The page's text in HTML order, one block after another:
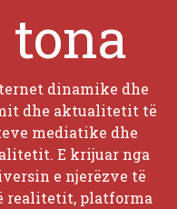
dinamike dhe
dhe aktualitetit të
mediatike dhe
E krijuar nga
e njerëzve të
realitetit, platforma